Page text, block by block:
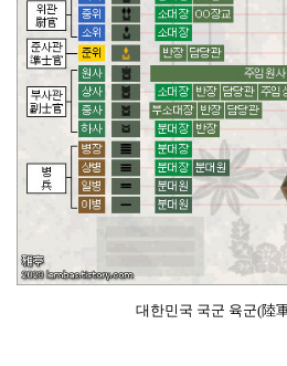
대한민국 국군 육군(陸